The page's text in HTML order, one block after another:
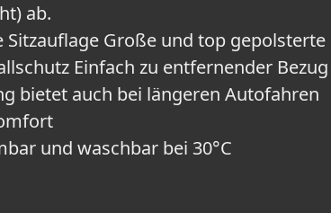
ab.
Große und top gepolsterte
Einfach zu entfernender Bezug
bietet auch bei längeren Autofahren
und waschbar bei 30°C